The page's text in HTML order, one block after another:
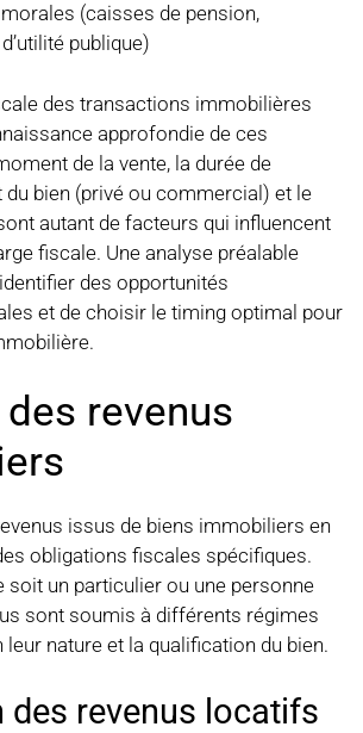
(caisses de pension,
publique)
des transactions immobilières
approfondie de ces
de la vente, la durée de
du bien (privé ou commercial) et le
autant de facteurs qui influencent
fiscale. Une analyse préalable
des opportunités
et de choisir le timing optimal pour
revenus
issus de biens immobiliers en
obligations fiscales spécifiques.
soit un particulier ou une personne
sont soumis à différents régimes
leur nature et la qualification du bien.
des revenus locatifs